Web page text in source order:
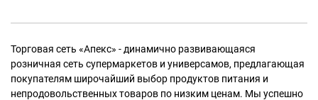
Торговая сеть «Апекс» - динамично развивающаяся
розничная сеть супермаркетов и универсамов, предлагающая
покупателям широчайший выбор продуктов питания и
непродовольственных товаров по низким ценам. Мы успешно